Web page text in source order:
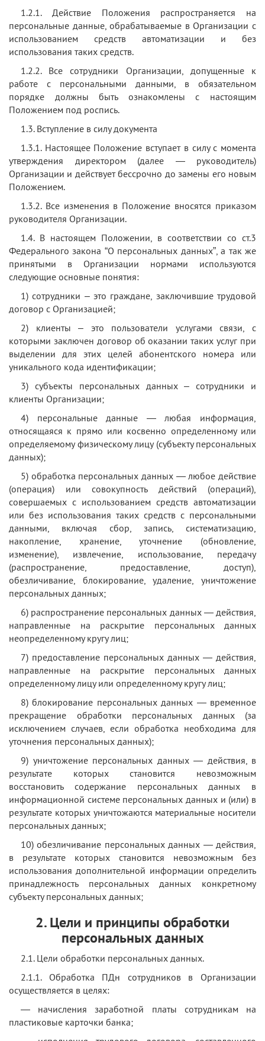
1.2.1. Действие Положения распространяется на
персональные данные, обрабатываемые в Организации с
использованием средств автоматизации и без
использования таких средств.
1.2.2. Все сотрудники Организации, допущенные к
работе с персональными данными, в обязательном
порядке должны быть ознакомлены с настоящим
Положением под роспись.
1.3. Вступление в силу документа
1.3.1. Настоящее Положение вступает в силу с момента
утверждения директором (далее — руководитель)
Организации и действует бессрочно до замены его новым
Положением.
1.3.2. Все изменения в Положение вносятся приказом
руководителя Организации.
1.4. В настоящем Положении, в соответствии со ст.3
Федерального закона “О персональных данных”, а так же
принятыми в Организации нормами используются
следующие основные понятия:
1) сотрудники – это граждане, заключившие трудовой
договор с Организацией;
2) клиенты – это пользователи услугами связи, с
которыми заключен договор об оказании таких услуг при
выделении для этих целей абонентского номера или
уникального кода идентификации;
3) субъекты персональных данных – сотрудники и
клиенты Организации;
4) персональные данные — любая информация,
относящаяся к прямо или косвенно определенному или
определяемому физическому лицу (субъекту персональных
данных);
5) обработка персональных данных — любое действие
(операция) или совокупность действий (операций),
совершаемых с использованием средств автоматизации
или без использования таких средств с персональными
данными, включая сбор, запись, систематизацию,
накопление, хранение, уточнение (обновление,
изменение), извлечение, использование, передачу
(распространение, предоставление, доступ),
обезличивание, блокирование, удаление, уничтожение
персональных данных;
6) распространение персональных данных — действия,
направленные на раскрытие персональных данных
неопределенному кругу лиц;
7) предоставление персональных данных — действия,
направленные на раскрытие персональных данных
определенному лицу или определенному кругу лиц;
8) блокирование персональных данных — временное
прекращение обработки персональных данных (за
исключением случаев, если обработка необходима для
уточнения персональных данных);
9) уничтожение персональных данных — действия, в
результате которых становится невозможным
восстановить содержание персональных данных в
информационной системе персональных данных и (или) в
результате которых уничтожаются материальные носители
персональных данных;
10) обезличивание персональных данных — действия,
в результате которых становится невозможным без
использования дополнительной информации определить
принадлежность персональных данных конкретному
субъекту персональных данных;
2. Цели и принципы обработки
персональных данных
2.1. Цели обработки персональных данных.
2.1.1. Обработка ПДн сотрудников в Организации
осуществляется в целях:
— начисления заработной платы сотрудникам на
пластиковые карточки банка;